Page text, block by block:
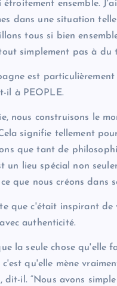
ensemble.
dans une situation
tous si bien
simplement pas à du
est
il à PEOPLE.
nous construisons le
signifie tellement
que tant de
un lieu spécial non
que nous créons dans
que c'était inspirant de
authenticité.
la seule chose qu'elle
c'est qu'elle mène
dit-il. “Nous avons